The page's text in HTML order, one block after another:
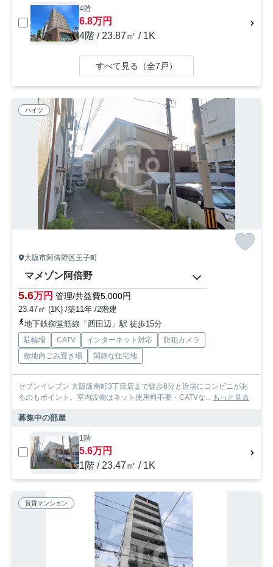
4階
6.8万円
4階 / 23.87㎡ / 1K
すべて見る（全7戸）
ハイツ
大阪市阿倍野区王子町
マメゾン阿倍野
5.6万円 管理/共益費5,000円
23.47㎡ (1K) /築11年 /2階建
地下鉄御堂筋線「西田辺」駅 徒歩15分
駐輪場 CATV インターネット対応
防犯カメラ
敷地内ごみ置き場
閑静な住宅地
セブンイレブン 大阪阪南町3丁目店まで徒歩6分と近場にコンビニがあ
るのもポイント。室内設備はネット使用料不要・CATVな...
もっと見る
募集中の部屋
1階
5.6万円
1階 / 23.47㎡ / 1K
賃貸マンション